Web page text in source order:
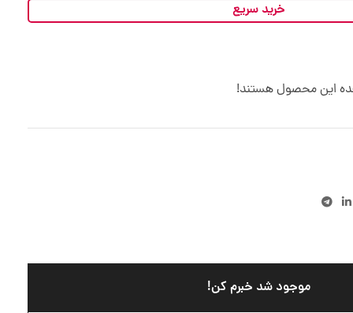
خرید سریع
این محصول هستند!
موجود شد خبرم کن!